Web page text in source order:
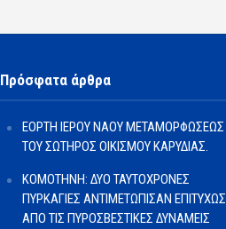
Πρόσφατα άρθρα
ΕΟΡΤΗ ΙΕΡΟΥ ΝΑΟΥ ΜΕΤΑΜΟΡΦΩΣΕΩΣ
ΤΟΥ ΣΩΤΗΡΟΣ ΟΙΚΙΣΜΟΥ ΚΑΡΥΔΙΑΣ.
ΚΟΜΟΤΗΝΗ: ΔΥΟ ΤΑΥΤΟΧΡΟΝΕΣ
ΠΥΡΚΑΓΙΕΣ ΑΝΤΙΜΕΤΩΠΙΣΑΝ ΕΠΙΤΥΧΩΣ
ΑΠΟ ΤΙΣ ΠΥΡΟΣΒΕΣΤΙΚΕΣ ΔΥΝΑΜΕΙΣ